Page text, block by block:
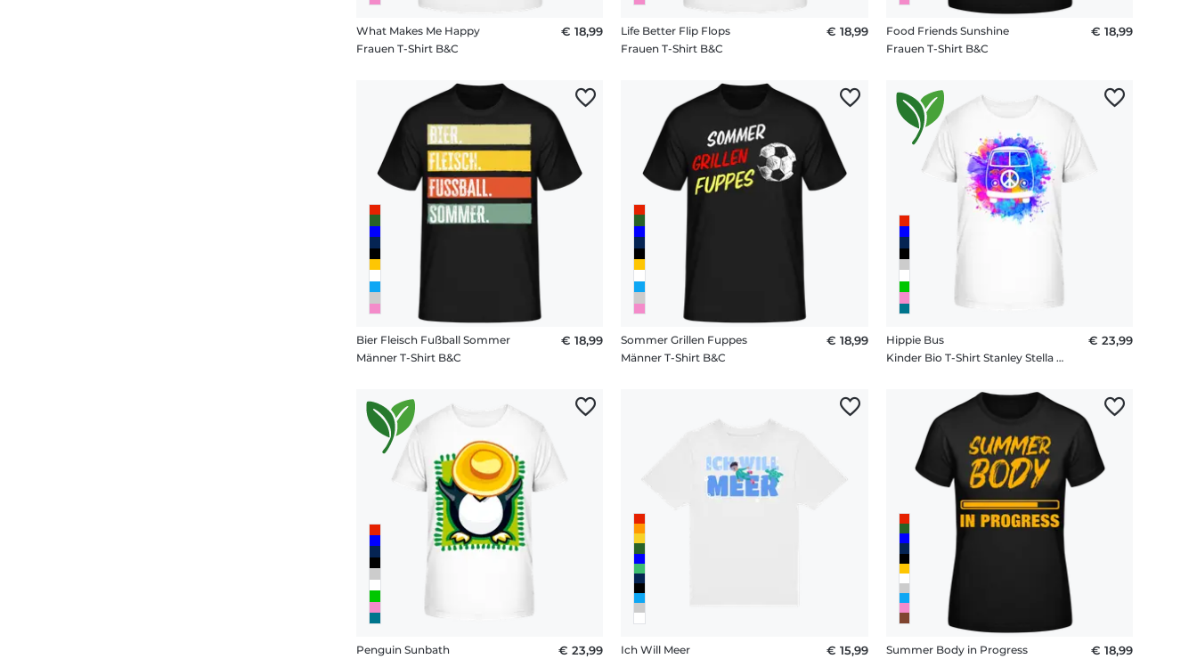
What Makes Me Happy
Frauen T-Shirt B&C
€ 18,99
Life Better Flip Flops
Frauen T-Shirt B&C
€ 18,99
Food Friends Sunshine
Frauen T-Shirt B&C
€ 18,99
Bier Fleisch Fußball Sommer
Männer T-Shirt B&C
€ 18,99
Sommer Grillen Fuppes
Männer T-Shirt B&C
€ 18,99
Hippie Bus
Kinder Bio T-Shirt Stanley Stella 2.0
€ 23,99
Penguin Sunbath
€ 23,99
Ich Will Meer
€ 15,99
Summer Body in Progress
€ 18,99